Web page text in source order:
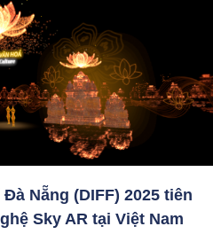
Nẵng (DIFF) 2025 tiên
Sky AR tại Việt Nam